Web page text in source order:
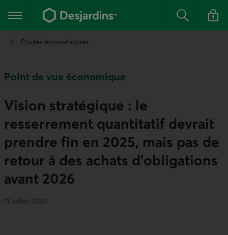
contenu
Menu principal Rechercher
Se
Études économiques
Point de vue économique
Vision stratégique : le
resserrement quantitatif devrait
prendre fin en 2025, mais pas de
retour à des achats d’obligations
avant 2026
11 juillet 2024